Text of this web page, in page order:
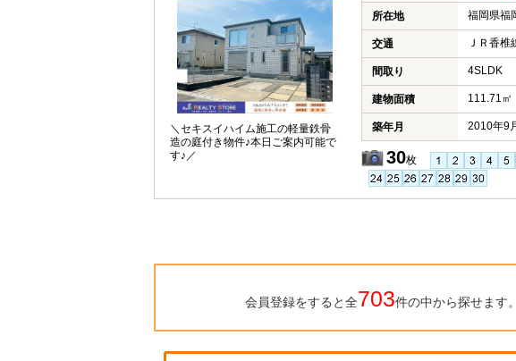
＼セキスイハイム施工の軽量鉄骨
造の庭付き物件♪本日ご案内可能で
す♪／
所在地 福岡県福
交通 ＪＲ香
間取り 4SLDK
建物面積 111.71㎡
築年月 2010年9
30枚
会員登録をすると全703件の中から探せます。